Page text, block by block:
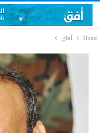
Home آفاق